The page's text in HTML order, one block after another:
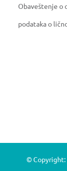
Obaveštenje o
podataka o
© Copyright: